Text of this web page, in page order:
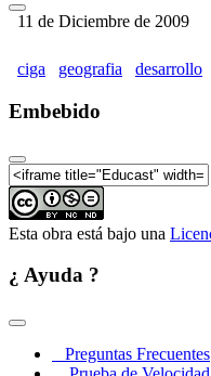
11 de Diciembre de 2009
ciga geografia desarrollo
Embebido
Esta obra está bajo una
¿ Ayuda ?
Preguntas Frecuentes